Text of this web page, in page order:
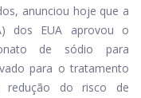
anunciou hoje que a
dos EUA aprovou o
de sódio para
para o tratamento
redução do risco de